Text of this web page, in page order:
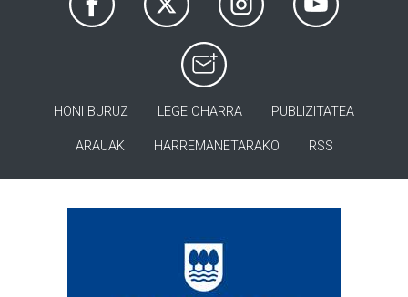
HONI BURUZ LEGE OHARRA PUBLIZITATEA
ARAUAK HARREMANETARAKO RSS